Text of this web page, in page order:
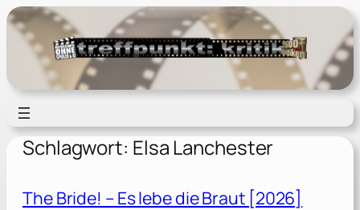
Zum
Inhalt
springen
Schlagwort: Elsa Lanchester
The Bride! – Es lebe die Braut [2026]